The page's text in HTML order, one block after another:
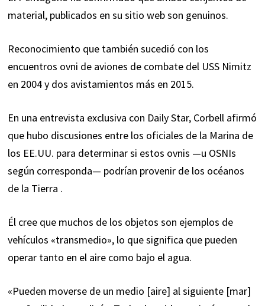
material, publicados en su sitio web son genuinos.
Reconocimiento que también sucedió con los
encuentros ovni de aviones de combate del USS Nimitz
en 2004 y dos avistamientos más en 2015.
En una entrevista exclusiva con Daily Star, Corbell afirmó
que hubo discusiones entre los oficiales de la Marina de
los EE.UU. para determinar si estos ovnis —u OSNIs
según corresponda— podrían provenir de los océanos
de la Tierra .
Él cree que muchos de los objetos son ejemplos de
vehículos «transmedio», lo que significa que pueden
operar tanto en el aire como bajo el agua.
«Pueden moverse de un medio [aire] al siguiente [mar]